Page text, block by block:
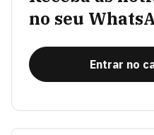
no seu
Entrar no